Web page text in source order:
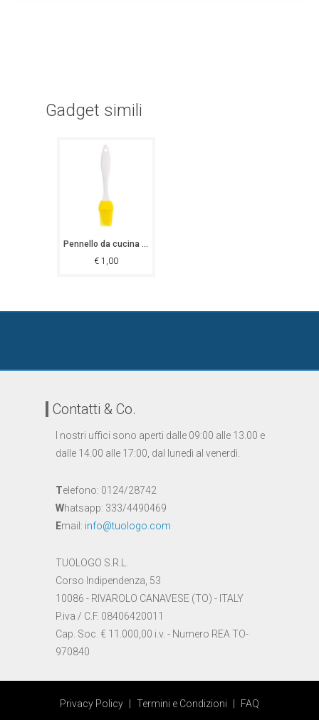
Gadget simili
Pennello da cucina North Platte
€1,00
Contatti & Co.
I nostri uffici sono aperti dalle 09:00 alle 13.00 e
dalle 14.00 alle 17:00, dal lunedì al venerdì.
Telefono: 0124/28742
Whatsapp: 333/4490469
Email: info@tuologo.com
TUOLOGO S.R.L.
Corso Indipendenza, 53
10086 - RIVAROLO CANAVESE (TO) - ITALY
P.iva / C.F. 08406420011
Cap. Soc. € 11.000,00 i.v. - Numero REA TO-
970840
Privacy Policy Termini e Condizioni FAQ